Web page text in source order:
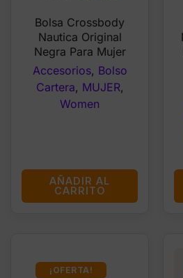
was:
$69.00.
is:
$24.99.
Bolsa Crossbody
Nautica Original
Negra Para Mujer
Accesorios, Bolso
Cartera, MUJER,
Women
AÑADIR AL
CARRITO
¡OFERTA!